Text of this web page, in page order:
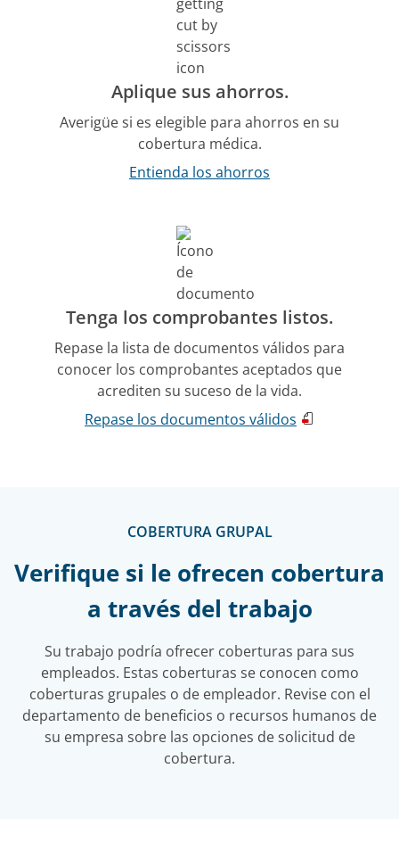
Aplique sus ahorros.
Averigüe si es elegible para ahorros en su
cobertura médica.
Entienda los ahorros
Tenga los comprobantes listos.
Repase la lista de documentos válidos para
conocer los comprobantes aceptados que
acrediten su suceso de la vida.
Repase los documentos válidos
COBERTURA GRUPAL
Verifique si le ofrecen cobertura
a través del trabajo
Su trabajo podría ofrecer coberturas para sus
empleados. Estas coberturas se conocen como
coberturas grupales o de empleador. Revise con el
departamento de beneficios o recursos humanos de
su empresa sobre las opciones de solicitud de
cobertura.